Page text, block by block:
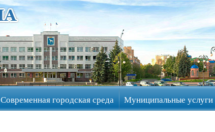
Современная городская среда Муниципальные услуги